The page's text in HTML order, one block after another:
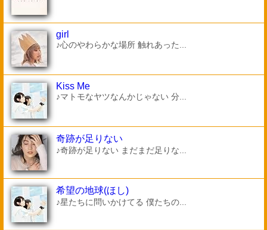
girl
♪心のやわらかな場所 触れあった...
Kiss Me
♪マトモなヤツなんかじゃない 分...
奇跡が足りない
♪奇跡が足りない まだまだ足りな...
希望の地球(ほし)
♪星たちに問いかけてる 僕たちの...